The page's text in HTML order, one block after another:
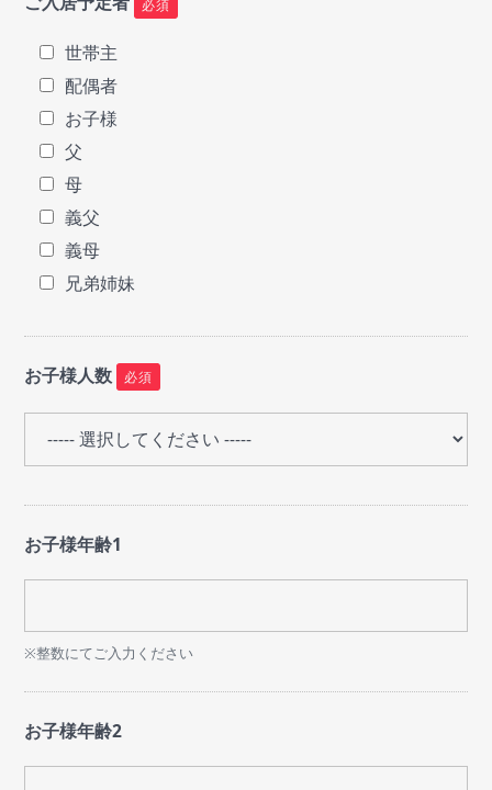
必須
世帯主
配偶者
お子様
父
母
義父
義母
兄弟姉妹
お子様人数 必須
お子様年齢1
※整数にてご入力ください
お子様年齢2